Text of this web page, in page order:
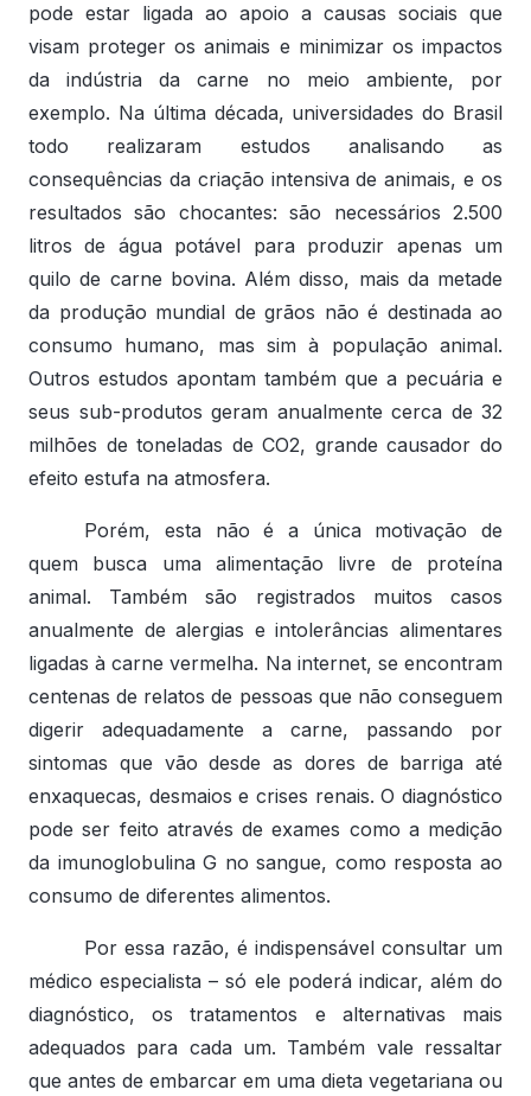
pode estar ligada ao apoio a causas sociais que
visam proteger os animais e minimizar os impactos
da indústria da carne no meio ambiente, por
exemplo. Na última década, universidades do Brasil
todo realizaram estudos analisando as
consequências da criação intensiva de animais, e os
resultados são chocantes: são necessários 2.500
litros de água potável para produzir apenas um
quilo de carne bovina. Além disso, mais da metade
da produção mundial de grãos não é destinada ao
consumo humano, mas sim à população animal.
Outros estudos apontam também que a pecuária e
seus sub-produtos geram anualmente cerca de 32
milhões de toneladas de CO2, grande causador do
efeito estufa na atmosfera.
Porém, esta não é a única motivação de
quem busca uma alimentação livre de proteína
animal. Também são registrados muitos casos
anualmente de alergias e intolerâncias alimentares
ligadas à carne vermelha. Na internet, se encontram
centenas de relatos de pessoas que não conseguem
digerir adequadamente a carne, passando por
sintomas que vão desde as dores de barriga até
enxaquecas, desmaios e crises renais. O diagnóstico
pode ser feito através de exames como a medição
da imunoglobulina G no sangue, como resposta ao
consumo de diferentes alimentos.
Por essa razão, é indispensável consultar um
médico especialista – só ele poderá indicar, além do
diagnóstico, os tratamentos e alternativas mais
adequados para cada um. Também vale ressaltar
que antes de embarcar em uma dieta vegetariana ou